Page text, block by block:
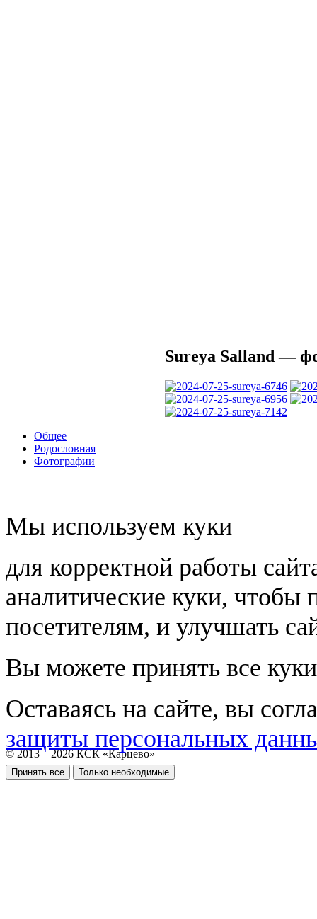
Sureya Salland —
Общее
Родословная
Фотографии
Мы используем куки
для корректной работы
аналитические куки, чтобы
посетителям, и улучшать
Вы можете принять все
Оставаясь на сайте, вы
защиты персональных
Принять все Только необходимые
© 2013—2026 КСК «Карцево»